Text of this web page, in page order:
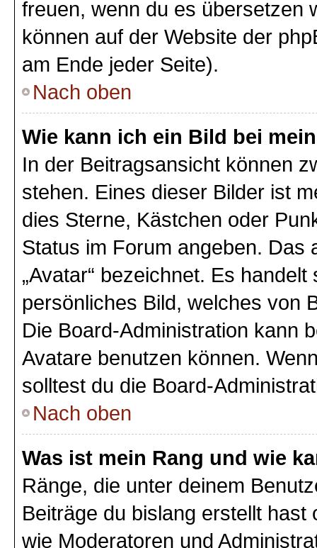
freuen, wenn du es übersetzen
können auf der Website der
am Ende jeder Seite).
Nach oben
Wie kann ich ein Bild bei
In der Beitragsansicht können
stehen. Eines dieser Bilder ist
dies Sterne, Kästchen oder
Status im Forum angeben. Das
„Avatar“ bezeichnet. Es
persönliches Bild, welches von
Die Board-Administration kann
Avatare benutzen können.
solltest du die Board-
Nach oben
Was ist mein Rang und wie
Ränge, die unter deinem
Beiträge du bislang erstellt
wie Moderatoren und